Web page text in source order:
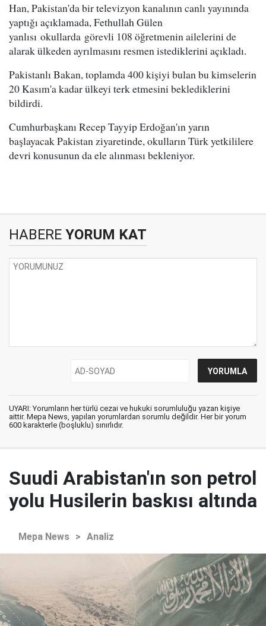
Han, Pakistan'da bir televizyon kanalının canlı yayınında
yaptığı açıklamada, Fethullah Gülen
yanlısı okullarda görevli 108 öğretmenin ailelerini de
alarak ülkeden ayrılmasını resmen istediklerini açıkladı.
Pakistanlı Bakan, toplamda 400 kişiyi bulan bu kimselerin
20 Kasım'a kadar ülkeyi terk etmesini beklediklerini
bildirdi.
Cumhurbaşkanı Recep Tayyip Erdoğan'ın yarın
başlayacak Pakistan ziyaretinde, okulların Türk yetkililere
devri konusunun da ele alınması bekleniyor.
HABERE YORUM KAT
UYARI: Yorumların her türlü cezai ve hukuki sorumluluğu yazan kişiye
aittir. Mepa News, yapılan yorumlardan sorumlu değildir. Her bir yorum
600 karakterle (boşluklu) sınırlıdır.
Suudi Arabistan'ın son petrol
yolu Husilerin baskısı altında
Mepa News > Analiz